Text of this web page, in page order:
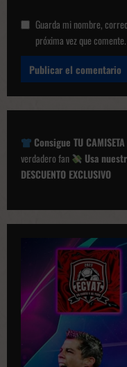
Guarda mi nombre,
próxima vez que comente.
Consigue TU CAMISETA
verdadero fan
Usa
DESCUENTO EXCLUSIVO